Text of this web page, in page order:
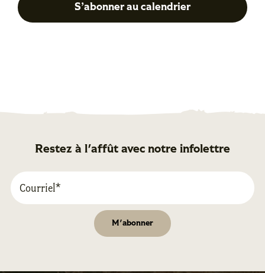
S’abonner au calendrier
Restez à l'affût avec notre infolettre